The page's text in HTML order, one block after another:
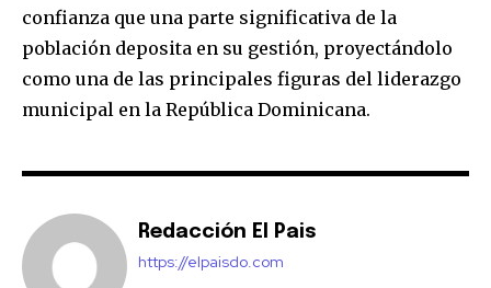
confianza que una parte significativa de la
población deposita en su gestión, proyectándolo
como una de las principales figuras del liderazgo
municipal en la República Dominicana.
Redacción El Pais
https://elpaisdo.com